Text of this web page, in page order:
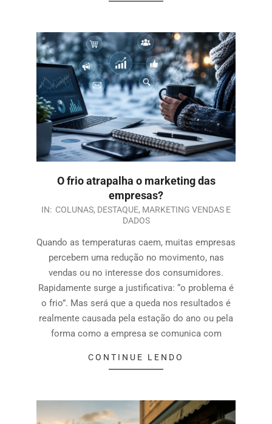
O frio atrapalha o marketing das
empresas?
IN: COLUNAS, DESTAQUE, MARKETING VENDAS E
DADOS
Quando as temperaturas caem, muitas empresas
percebem uma redução no movimento, nas
vendas ou no interesse dos consumidores.
Rapidamente surge a justificativa: “o problema é
o frio”. Mas será que a queda nos resultados é
realmente causada pela estação do ano ou pela
forma como a empresa se comunica com
CONTINUE LENDO